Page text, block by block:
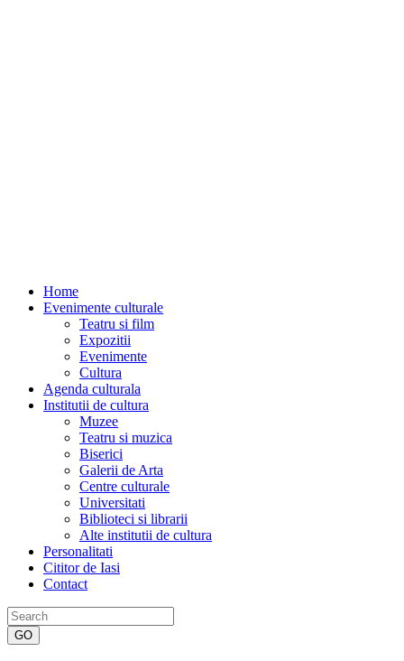
Home
Evenimente culturale
Teatru si film
Expozitii
Evenimente
Cultura
Agenda culturala
Institutii de cultura
Muzee
Teatru si muzica
Biserici
Galerii de Arta
Centre culturale
Universitati
Biblioteci si librarii
Alte institutii de cultura
Personalitati
Cititor de Iasi
Contact